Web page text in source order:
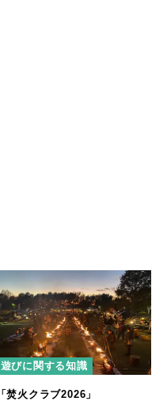
遊びに関する知識
「焚火クラブ2026」